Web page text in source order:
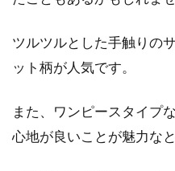
ツルツルとした手触りの
ット柄が人気です。
また、ワンピースタイプ
心地が良いことが魅力な